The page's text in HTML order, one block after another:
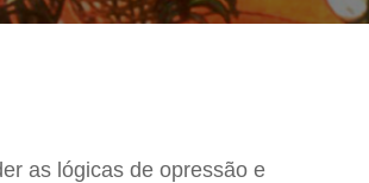
as lógicas de opressão e